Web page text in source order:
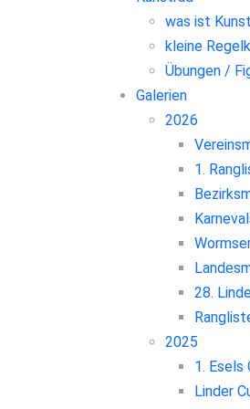
was ist
kleine
Übungen /
Galerien
2026
1.
28.
2025
1. Esels
Linder